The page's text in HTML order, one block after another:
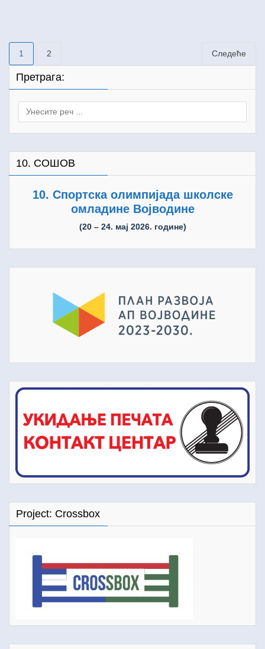
Пагинација
чланака
1 2 Следеће
Претрага:
Search
10. СОШОВ
10. Спортска олимпијада школске
омладине Војводине
(20 – 24. мај 2026. године)
Project: Crossbox